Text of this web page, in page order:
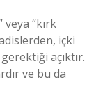
veya “kırk
içki
açıktır.
ve bu da